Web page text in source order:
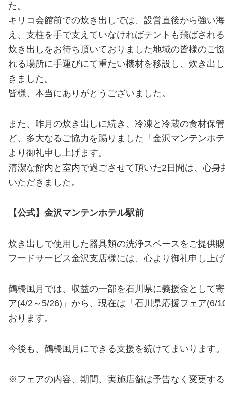
た。
キリコ会館前での炊き出しでは、設営直後から強い
え、支柱を手で支えていなければテントも飛ばされ
炊き出しをお待ち頂いておりました地域の皆様のご
れる場所に手運びにて重たい機材を移設し、炊き出
きました。
皆様、本当にありがとうございました。
また、昨月の炊き出しに続き、冷凍と冷蔵の食材保
ど、多大なるご協力を賜りました「金沢マンテンホ
より御礼申し上げます。
清潔な館内と室内で過ごさせて頂いた2日間は、心身
いただきました。
【公式】金沢マンテンホテル駅前
炊き出しで使用した器具類の洗浄スペースをご提供
フードサービス金沢支店様には、心より御礼申し上
鶴橋風月では、収益の一部を石川県に義援金として
ア(4/2～5/26)」から、現在は「石川県応援フェア(6/
おります。
今後も、鶴橋風月にできる支援を続けてまいります。
※フェアの内容、期間、実施店舗は予告なく変更す